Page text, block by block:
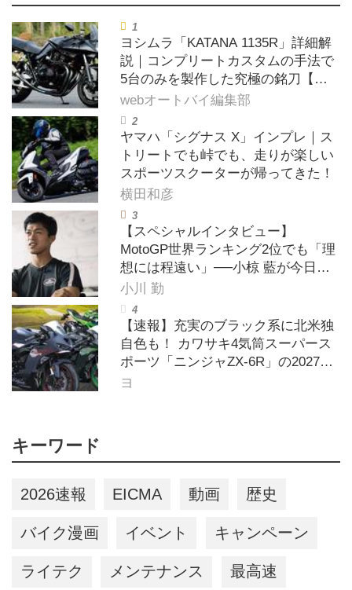
ヨシムラ「KATANA 1135R」詳細解
説｜コンプリートカスタムの手法で
5台のみを製作した究極の銘刀【ヨ
シムラ伝】
webオートバイ編集部
ヤマハ「シグナス X」インプレ｜ス
トリートでも峠でも、走りが楽しい
スポーツスクーターが帰ってきた！
横田和彦
【スペシャルインタビュー】
MotoGP世界ランキング2位でも「理
想には程遠い」──小椋 藍が今日も
走り続ける理由
小川 勤
【速報】充実のブラック系に北米独
自色も！ カワサキ4気筒スーパース
ポーツ「ニンジャZX-6R」の2027年
モデルを発表、2気筒ニンジャも出
ヨ
キーワード
2026速報 EICMA 動画 歴史
バイク漫画 イベント キャンペーン
ライテク メンテナンス 最高速